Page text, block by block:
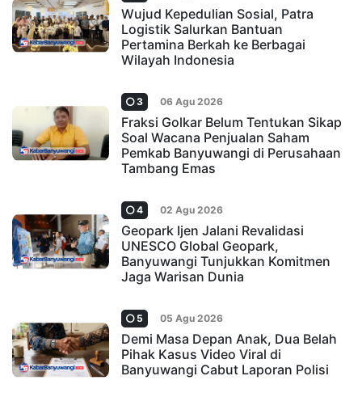
Wujud Kepedulian Sosial, Patra
Logistik Salurkan Bantuan
Pertamina Berkah ke Berbagai
Wilayah Indonesia
3 06 Agu 2026
Fraksi Golkar Belum Tentukan Sikap
Soal Wacana Penjualan Saham
Pemkab Banyuwangi di Perusahaan
Tambang Emas
4 02 Agu 2026
Geopark Ijen Jalani Revalidasi
UNESCO Global Geopark,
Banyuwangi Tunjukkan Komitmen
Jaga Warisan Dunia
5 05 Agu 2026
Demi Masa Depan Anak, Dua Belah
Pihak Kasus Video Viral di
Banyuwangi Cabut Laporan Polisi